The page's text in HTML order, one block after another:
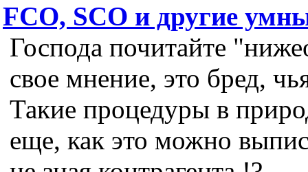
FCO, SCO и другие
Господа почитайте
свое мнение, это бред,
Такие процедуры в
еще, как это можно